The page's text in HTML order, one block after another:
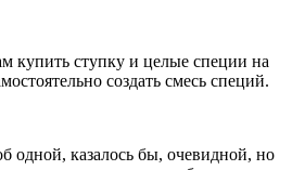
купить ступку и целые специи на
создать смесь специй.
одной, казалось бы, очевидной, но